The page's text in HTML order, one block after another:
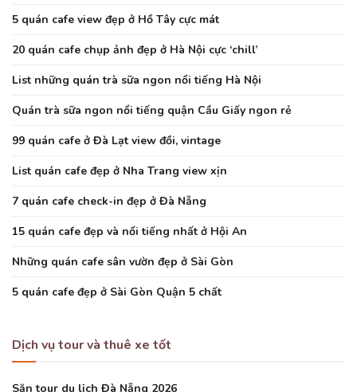
5 quán cafe view đẹp ở Hồ Tây cực mát
20 quán cafe chụp ảnh đẹp ở Hà Nội cực ‘chill’
List những quán trà sữa ngon nổi tiếng Hà Nội
Quán trà sữa ngon nổi tiếng quận Cầu Giấy ngon rẻ
99 quán cafe ở Đà Lạt view đồi, vintage
List quán cafe đẹp ở Nha Trang view xịn
7 quán cafe check-in đẹp ở Đà Nẵng
15 quán cafe đẹp và nổi tiếng nhất ở Hội An
Những quán cafe sân vườn đẹp ở Sài Gòn
5 quán cafe đẹp ở Sài Gòn Quận 5 chất
Dịch vụ tour và thuê xe tốt
Săn tour du lịch Đà Nẵng 2026